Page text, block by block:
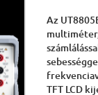
Az
TFT LCD